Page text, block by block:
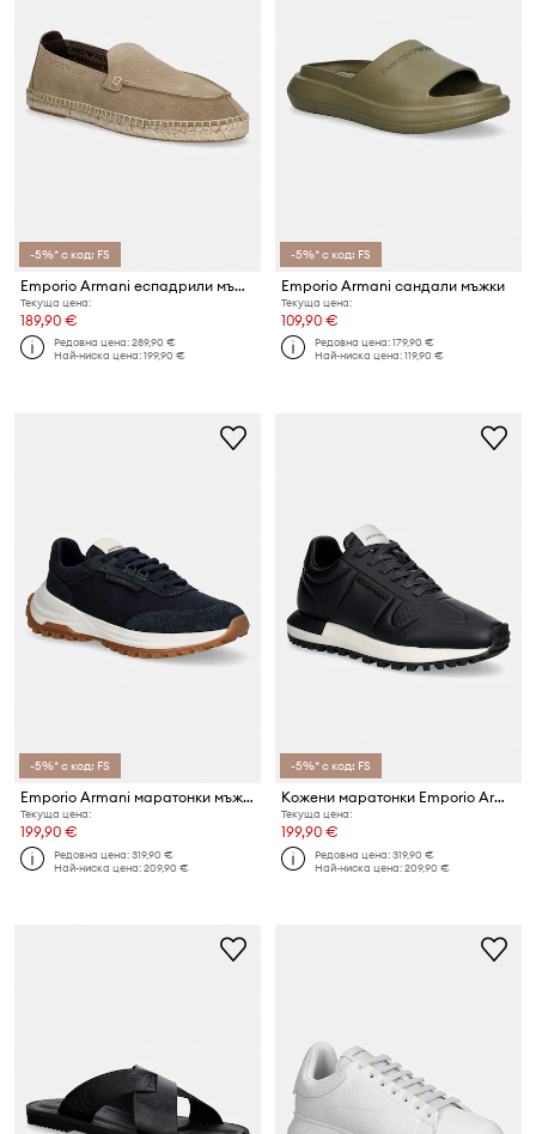
-5%* с код: FS
Emporio Armani еспадрили мъжки велурени
Текуща цена:
189,90 €
Редовна цена:289,90 €
Най-ниска цена:199,90 €
-5%* с код: FS
Emporio Armani сандали мъжки
Текуща цена:
109,90 €
Редовна цена:179,90 €
Най-ниска цена:119,90 €
-5%* с код: FS
Emporio Armani маратонки мъжки велурени
Текуща цена:
199,90 €
Редовна цена:319,90 €
Най-ниска цена:209,90 €
-5%* с код: FS
Кожени маратонки Emporio Armani
Текуща цена:
199,90 €
Редовна цена:319,90 €
Най-ниска цена:209,90 €